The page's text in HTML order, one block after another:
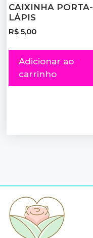
CAIXINHA PORTA-
LÁPIS
R$ 5,00
Adicionar ao
carrinho